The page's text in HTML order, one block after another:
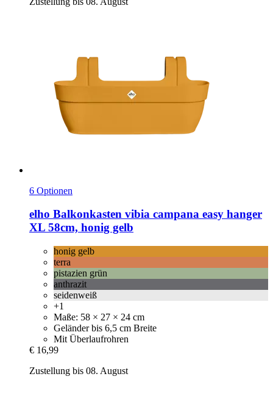
6 Optionen
elho Balkonkasten vibia campana easy hanger
XL 58cm, honig gelb
honig gelb
terra
pistazien grün
anthrazit
seidenweiß
+1
Maße: 58 × 27 × 24 cm
Geländer bis 6,5 cm Breite
Mit Überlaufrohren
€ 16,99
Zustellung bis 08. August